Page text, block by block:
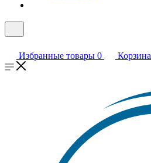
Избранные товары 0 Корзина